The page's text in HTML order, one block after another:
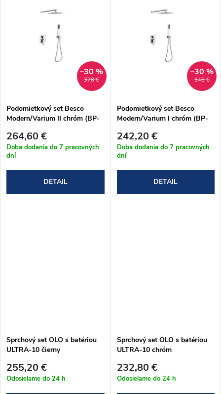
378 €
–30 %
Podomietkový set Besco
Modern/Varium II chróm (BP-
264,60 €
Doba dodania do 7 pracovných
dní
DETAIL
346 €
–30 %
Podomietkový set Besco
Modern/Varium I chróm (BP-
242,20 €
Doba dodania do 7 pracovných
dní
DETAIL
Sprchový set OLO s batériou
ULTRA-10 čierny
255,20 €
Odosielame do 24 h
Sprchový set OLO s batériou
ULTRA-10 chróm
232,80 €
Odosielame do 24 h